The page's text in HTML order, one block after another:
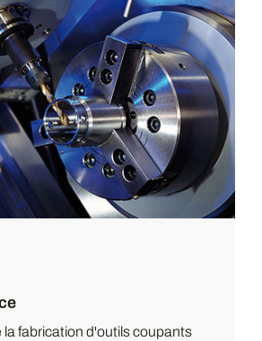
la fabrication d'outils coupants